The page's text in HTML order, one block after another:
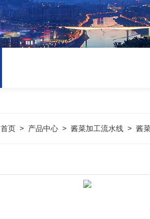
首页> 产品中心> 酱菜加工流水线> 酱